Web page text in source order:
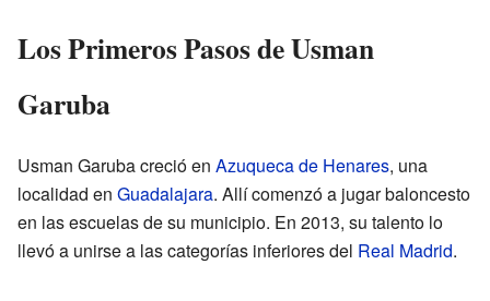
Los Primeros Pasos de Usman
Garuba
Usman Garuba creció en Azuqueca de Henares, una
localidad en Guadalajara. Allí comenzó a jugar baloncesto
en las escuelas de su municipio. En 2013, su talento lo
llevó a unirse a las categorías inferiores del Real Madrid.